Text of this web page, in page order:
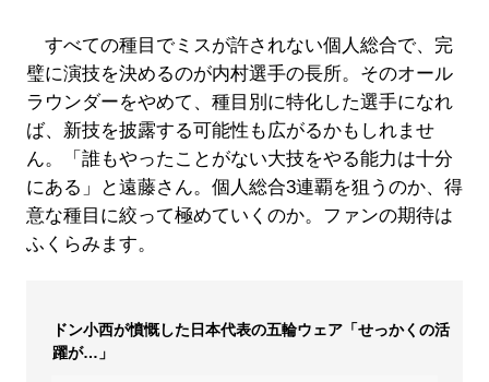
すべての種目でミスが許されない個人総合で、完
璧に演技を決めるのが内村選手の長所。そのオール
ラウンダーをやめて、種目別に特化した選手になれ
ば、新技を披露する可能性も広がるかもしれませ
ん。「誰もやったことがない大技をやる能力は十分
にある」と遠藤さん。個人総合3連覇を狙うのか、得
意な種目に絞って極めていくのか。ファンの期待は
ふくらみます。
ドン小西が憤慨した日本代表の五輪ウェア「せっかくの活
躍が…」